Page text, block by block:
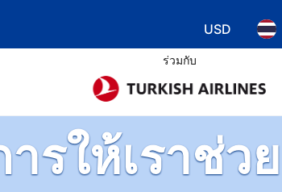
USD
เลือกสกุลเงิ
เลื
ร่วมกับ
รให้เราช่ว